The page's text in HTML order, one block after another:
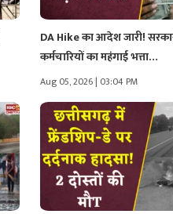
DA Hike का आदेश जारी!
कर्मचारियों का महंगाई भत्ता…
Aug 05, 2026 | 03:04 PM